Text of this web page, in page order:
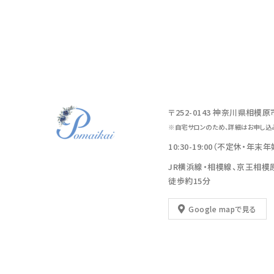
〒252-0143 神奈川県相模原
※自宅サロンのため、詳細はお申し込
10:30-19:00（不定休・年末年
JR横浜線・相模線、京王相模
徒歩約15分
Google mapで見る